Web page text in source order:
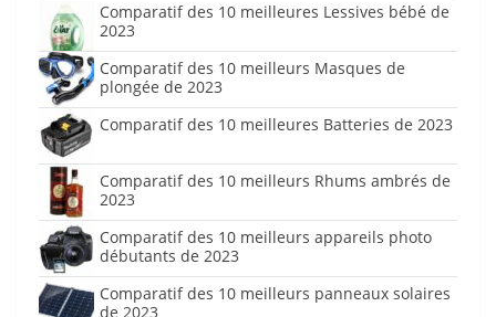
Comparatif des 10 meilleures Lessives bébé de
2023
Comparatif des 10 meilleurs Masques de
plongée de 2023
Comparatif des 10 meilleures Batteries de 2023
Comparatif des 10 meilleurs Rhums ambrés de
2023
Comparatif des 10 meilleurs appareils photo
débutants de 2023
Comparatif des 10 meilleurs panneaux solaires
de 2023